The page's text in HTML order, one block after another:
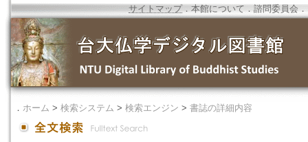
サイトマップ．本館について ． 諮問委員会 ．
． ホーム > 検索システム > 検索エンジン > 書誌の詳細内容